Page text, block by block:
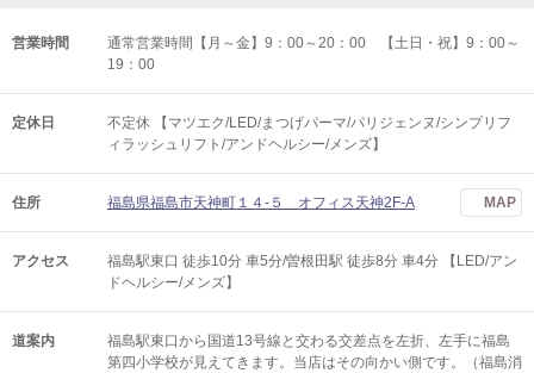
営業時間
通常営業時間【月～金】9：00～20：00 【土日・祝】9：00～
19：00
定休日
不定休 【マツエク/LED/まつげパーマ/パリジェンヌ/シンプリフ
ィラッシュリフト/アンドヘルシー/メンズ】
住所 福島県福島市天神町１４-５ オフィス天神2F-A MAP
アクセス
福島駅東口 徒歩10分 車5分/曽根田駅 徒歩8分 車4分 【LED/アン
ドヘルシー/メンズ】
道案内
福島駅東口から国道13号線と交わる交差点を左折、左手に福島
第四小学校が見えてきます。当店はその向かい側です。（福島消